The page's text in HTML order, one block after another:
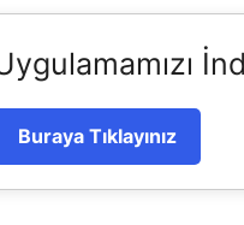
Buraya Tıklayınız